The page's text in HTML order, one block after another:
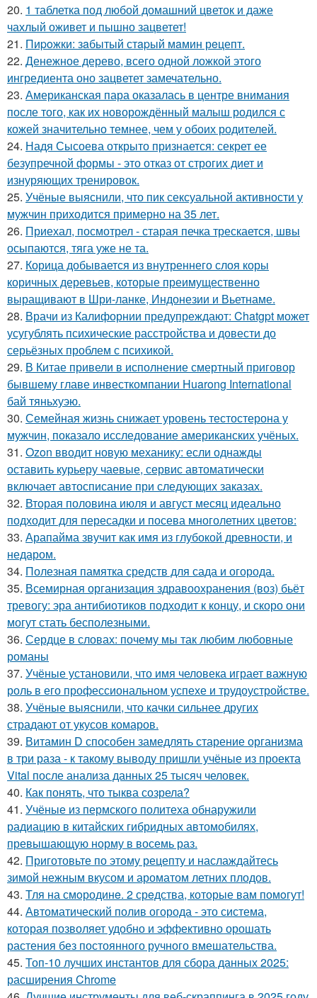
20. 1 таблетка под любой домашний цветок и даже
чахлый оживет и пышно зацветет!
21. Пиpoжки: зaбытый стapый мaмин рeцепт.
22. Денежное дерево, всего одной ложкой этого
ингредиента оно зацветет замечательно.
23. Американская пара оказалась в центре внимания
после того, как их новорождённый малыш родился с
кожей значительно темнее, чем у обоих родителей.
24. Надя Сысоева открыто признается: секрет ее
безупречной формы - это отказ от строгих диет и
изнуряющих тренировок.
25. Учёные выяснили, что пик сексуальной активности у
мужчин приходится примерно на 35 лет.
26. Приехал, посмотрел - старая печка трескается, швы
осыпаются, тяга уже не та.
27. Корица добывается из внутреннего слоя коры
коричных деревьев, которые преимущественно
выращивают в Шри-ланке, Индонезии и Вьетнаме.
28. Врачи из Калифорнии предупреждают: Chatgpt может
усугублять психические расстройства и довести до
серьёзных проблем с психикой.
29. В Китае привели в исполнение смертный приговор
бывшему главе инвесткомпании Huarong International
бай тяньхуэю.
30. Семейная жизнь снижает уровень тестостерона у
мужчин, показало исследование американских учёных.
31. Ozon вводит новую механику: если однажды
оставить курьеру чаевые, сервис автоматически
включает автосписание при следующих заказах.
32. Вторая половина июля и август месяц идеально
подходит для пересадки и посева многолетних цветов:
33. Арапайма звучит как имя из глубокой древности, и
недаром.
34. Полезная памятка средств для сада и огорода.
35. Всемирная организация здравоохранения (воз) бьёт
тревогу: эра антибиотиков подходит к концу, и скоро они
могут стать бесполезными.
36. Сердце в словах: почему мы так любим любовные
романы
37. Учёные установили, что имя человека играет важную
роль в его профессиональном успехе и трудоустройстве.
38. Учёные выяснили, что качки сильнее других
страдают от укусов комаров.
39. Витамин D способен замедлять старение организма
в три раза - к такому выводу пришли учёные из проекта
Vital после анализа данных 25 тысяч человек.
40. Как понять, что тыква созрела?
41. Учёные из пермского политеха обнаружили
радиацию в китайских гибридных автомобилях,
превышающую норму в восемь раз.
42. Приготовьте по этому рецепту и наслаждайтесь
зимой нежным вкусом и ароматом летних плодов.
43. Тля на смoродинe. 2 срeдства, которые вам помoгут!
44. Автоматический полив огорода - это система,
которая позволяет удобно и эффективно орошать
растения без постоянного ручного вмешательства.
45. Топ-10 лучших инстантов для сбора данных 2025:
расширения Chrome